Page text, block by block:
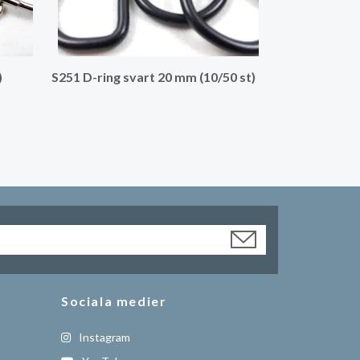
S251 D-ring svart 20 mm (10/50 st)
Sociala medier
Instagram